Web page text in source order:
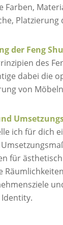
Farben,
der Feng
des
dabei die
von
ich für dich
für